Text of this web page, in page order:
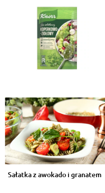
Sałatka z awokado i granatem